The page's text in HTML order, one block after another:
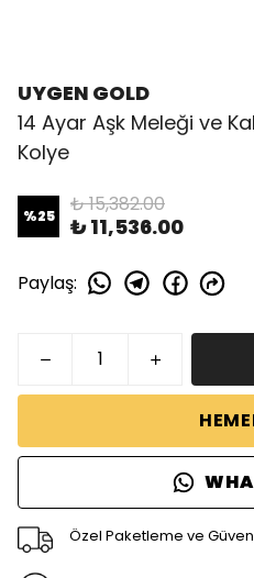
UYGEN GOLD
14 Ayar Aşk Meleği ve
Kolye
%25 ₺ 15,382.00
₺ 11,536.00
Paylaş:
Özel Paketleme ve